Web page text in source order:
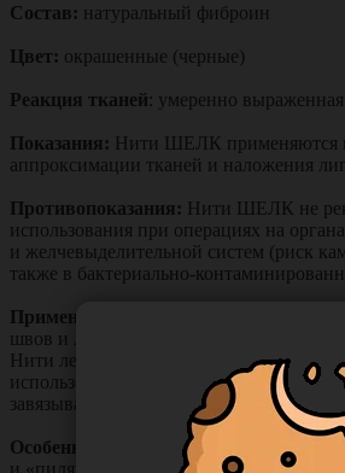
Состав: натуральный фиброин
Цвет: окрашенные (черные)
Реакция тканей: умеренно выраженная
Показания: Нити ШЕЛК применяются
аппроксимации тканей и наложения
Противопоказания: Нити ШЕЛК не
использования при операциях на
и желчевыделительной систем (риск
также в бактериально-
Применение:
швов и лигатур на большинство тканей
Нити легко вяжутся хирургическими
использованием стандартной
завязывания, а также с помощью
Особенности:
Нить обладает
и «пилящим» эффектом при